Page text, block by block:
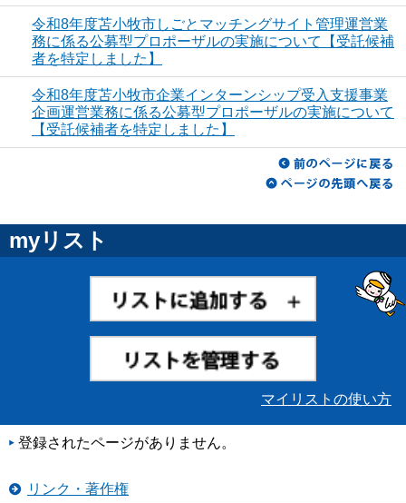
令和8年度苫小牧市しごとマッチングサイト管理運営業
務に係る公募型プロポーザルの実施について【受託候補
者を特定しました】
令和8年度苫小牧市企業インターンシップ受入支援事業
企画運営業務に係る公募型プロポーザルの実施について
【受託候補者を特定しました】
myリスト
マイリストの使い方
登録されたページがありません。
リンク・著作権